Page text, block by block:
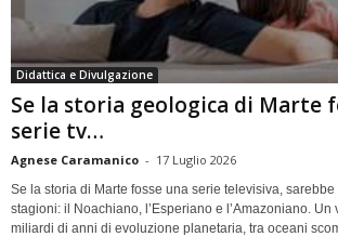
Didattica e Divulgazione
Se la storia geologica di Marte
serie tv…
Agnese Caramanico - 17 Luglio 2026
Se la storia di Marte fosse una serie televisiva,
stagioni: il Noachiano, l’Esperiano e l’Amazoniano. Un
miliardi di anni di evoluzione planetaria, tra oceani